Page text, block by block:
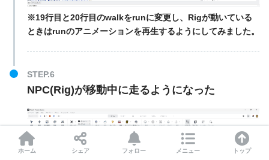
※19行目と20行目のwalkをrunに変更し、Rigが動いている
ときはrunのアニメーションを再生するようにしてみました。
STEP.6
NPC(Rig)が移動中に走るようになった
ホーム シェア フォロー メニュー トップ